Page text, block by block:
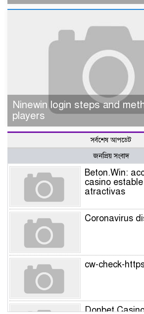
Ninewin login steps and
players
সর্বশেষ আপডেট
জনপ্রিয় সংবাদ
Beton.Win:
casino
atractivas
Coronavirus
cw-check-
Donbet